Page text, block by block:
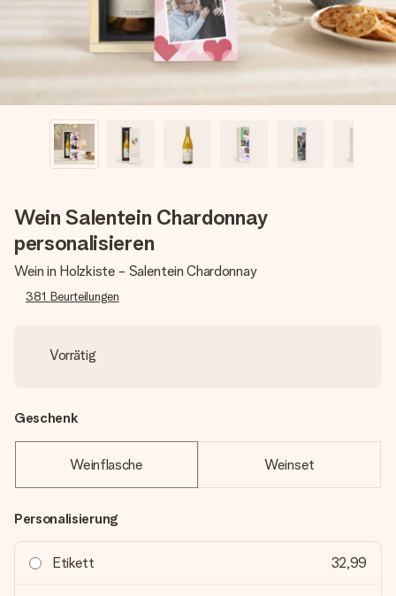
Wein Salentein Chardonnay
personalisieren
Wein in Holzkiste - Salentein Chardonnay
381 Beurteilungen
Vorrätig
Geschenk
Weinflasche Weinset
Personalisierung
Etikett 32,99